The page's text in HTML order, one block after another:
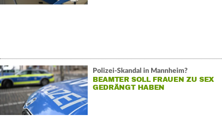
Polizei-Skandal in Mannheim?
BEAMTER SOLL FRAUEN ZU SEX
GEDRÄNGT HABEN